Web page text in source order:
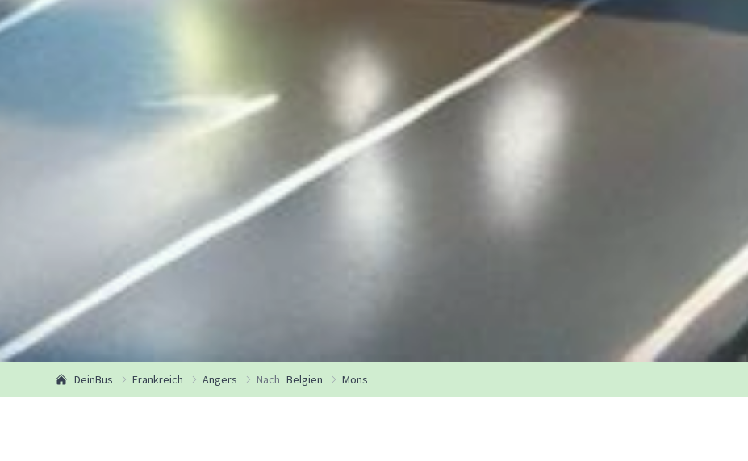
DeinBus Frankreich Angers Nach Belgien Mons